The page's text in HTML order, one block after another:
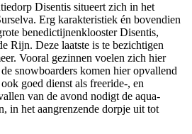
Disentis situeert zich in het
Erg karakteristiek én bovendien
benedictijnenklooster Disentis,
Rijn. Deze laatste is te bezichtigen
Vooral gezinnen voelen zich hier
snowboarders komen hier opvallend
goed dienst als freeride-, en
van de avond nodigt de aqua-
in het aangrenzende dorpje uit tot